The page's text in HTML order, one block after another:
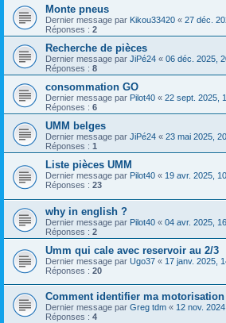
Monte pneus
Dernier message par Kikou33420 « 27 déc.
Réponses : 2
Recherche de pièces
Dernier message par JiPé24 « 06 déc. 2025,
Réponses : 8
consommation GO
Dernier message par Pilot40 « 22 sept. 2025,
Réponses : 6
UMM belges
Dernier message par JiPé24 « 23 mai 2025,
Réponses : 1
Liste pièces UMM
Dernier message par Pilot40 « 19 avr. 2025,
Réponses : 23
why in english ?
Dernier message par Pilot40 « 04 avr. 2025,
Réponses : 2
Umm qui cale avec reservoir au 2/3
Dernier message par Ugo37 « 17 janv. 2025,
Réponses : 20
Comment identifier ma
Dernier message par Greg tdm « 12 nov.
Réponses : 4